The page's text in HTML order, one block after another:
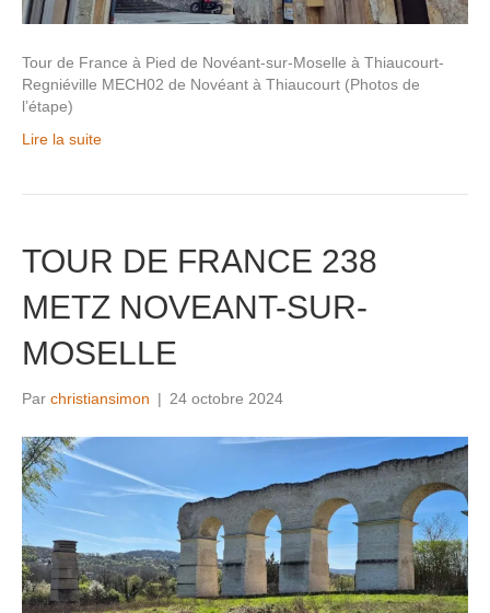
Tour de France à Pied de Novéant-sur-Moselle à Thiaucourt-
Regniéville MECH02 de Novéant à Thiaucourt (Photos de
l’étape)
Lire la suite
TOUR DE FRANCE 238
METZ NOVEANT-SUR-
MOSELLE
Par christiansimon | 24 octobre 2024